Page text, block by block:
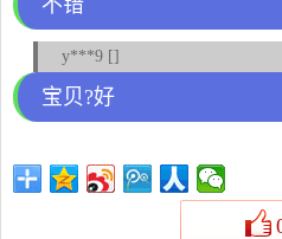
不错
y***9 []
宝贝?好